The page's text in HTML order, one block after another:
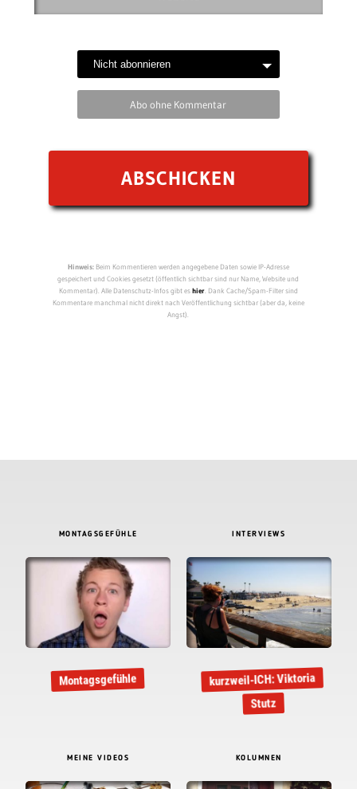
Abo ohne Kommentar
Hinweis:Beim Kommentieren werden angegebene Daten sowie IP-Adresse
gespeichert und Cookies gesetzt (öffentlich sichtbar sind nur Name, Website und
Kommentar). Alle Datenschutz-Infos gibt eshier. Dank Cache/Spam-Filter sind
Kommentare manchmal nicht direkt nach Veröffentlichung sichtbar (aber da, keine
Angst).
MONTAGSGEFÜHLE
Montagsgefühle
INTERVIEWS
kurzweil-ICH: Viktoria
Stutz
MEINE VIDEOS KOLUMNEN